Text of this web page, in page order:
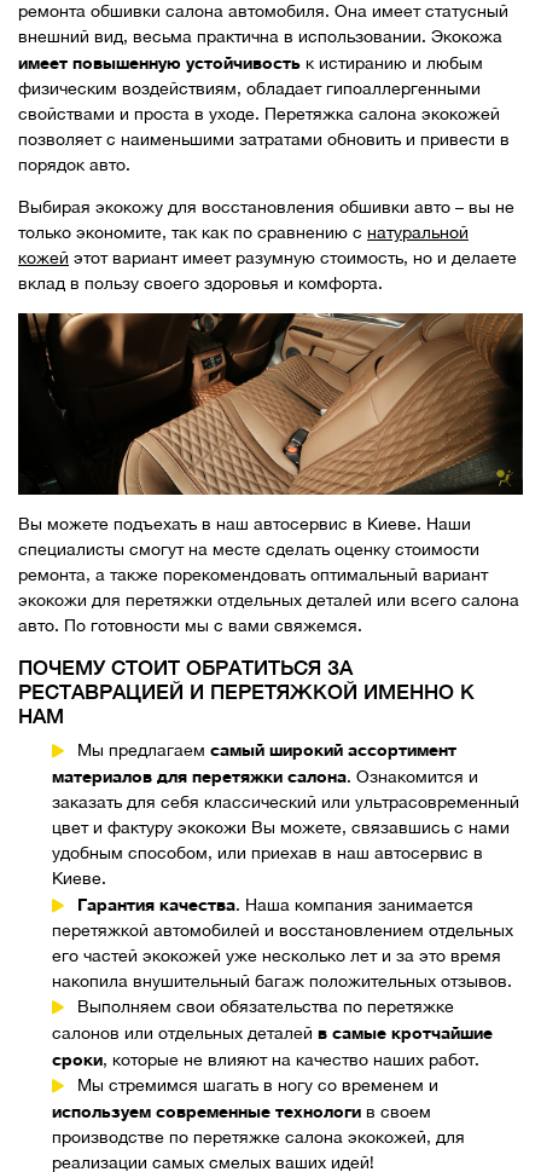
ремонта обшивки салона автомобиля. Она имеет статусный
внешний вид, весьма практична в использовании. Экокожа
имеет повышенную устойчивость к истиранию и любым
физическим воздействиям, обладает гипоаллергенными
свойствами и проста в уходе. Перетяжка салона экокожей
позволяет с наименьшими затратами обновить и привести в
порядок авто.
Выбирая экокожу для восстановления обшивки авто – вы не
только экономите, так как по сравнению с натуральной
кожей этот вариант имеет разумную стоимость, но и делаете
вклад в пользу своего здоровья и комфорта.
Вы можете подъехать в наш автосервис в Киеве. Наши
специалисты смогут на месте сделать оценку стоимости
ремонта, а также порекомендовать оптимальный вариант
экокожи для перетяжки отдельных деталей или всего салона
авто. По готовности мы с вами свяжемся.
ПОЧЕМУ СТОИТ ОБРАТИТЬСЯ ЗА
РЕСТАВРАЦИЕЙ И ПЕРЕТЯЖКОЙ ИМЕННО К
НАМ
Мы предлагаемсамый широкий ассортимент
материалов для перетяжки салона. Ознакомится и
заказать для себя классический или ультрасовременный
цвет и фактуру экокожи Вы можете, связавшись с нами
удобным способом, или приехав в наш автосервис в
Киеве.
Гарантия качества. Наша компания занимается
перетяжкой автомобилей и восстановлением отдельных
его частей экокожей уже несколько лет и за это время
накопила внушительный багаж положительных отзывов.
Выполняем свои обязательства по перетяжке
салонов или отдельных деталей в самые кротчайшие
сроки, которые не влияют на качество наших работ.
Мы стремимся шагать в ногу со временем и
используем современные технологи в своем
производстве по перетяжке салона экокожей, для
реализации самых смелых ваших идей!